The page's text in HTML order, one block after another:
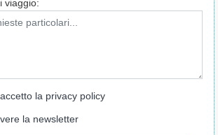
viaggio:
la privacy policy
la newsletter